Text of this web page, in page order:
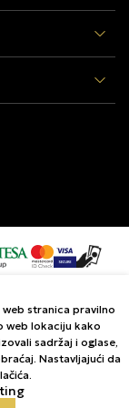
prikazu slika i
kompletne i
naše ponude i ne
robe
422 1420
stranica pravilno
web lokaciju kako
sadržaj i oglase,
Nastavljajući da